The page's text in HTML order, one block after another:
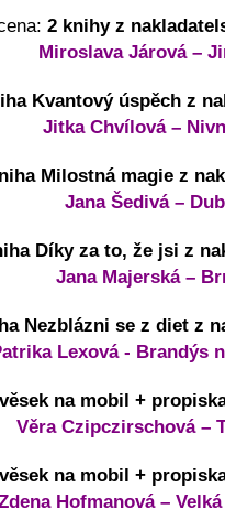
2 knihy z
Miroslava Járová –
Kvantový úspěch z
Jitka Chvílová –
Milostná magie z
Jana Šedivá –
Díky za to, že jsi z
Jana Majerská –
Nezblázni se z diet z
Lexová - Brandýs
na mobil +
Věra Czipczirschová –
na mobil +
Hofmanová –